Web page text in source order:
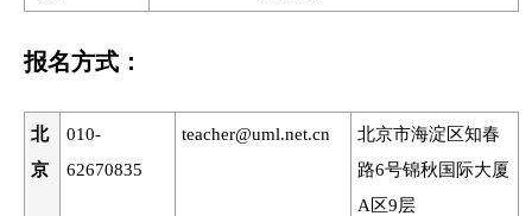
报名方式：
北
京
010-
62670835
teacher@uml.net.cn
北京市海淀区知春
路6号锦秋国际大厦
A区9层